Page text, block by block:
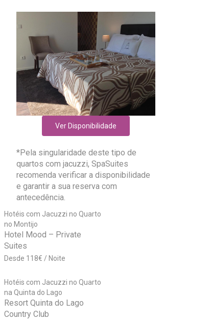
Ver Disponibilidade
*Pela singularidade deste tipo de
quartos com jacuzzi, SpaSuites
recomenda verificar a disponibilidade
e garantir a sua reserva com
antecedência.
Hotéis com Jacuzzi no Quarto
no Montijo
Hotel Mood – Private
Suites
118€
Hotéis com Jacuzzi no Quarto
na Quinta do Lago
Resort Quinta do Lago
Country Club